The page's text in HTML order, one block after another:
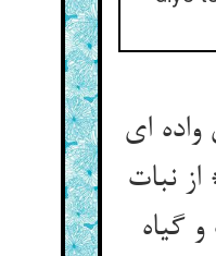
ای
نبات